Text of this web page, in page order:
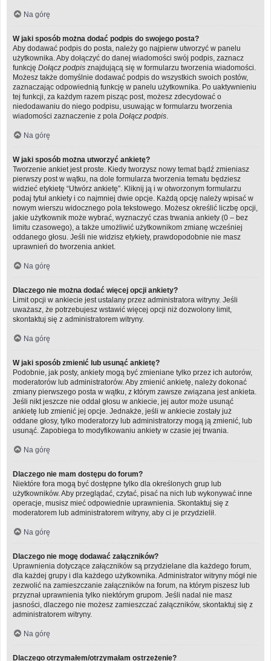
Na górę
W jaki sposób można dodać podpis do swojego posta?
Aby dodawać podpis do posta, należy go najpierw utworzyć w panelu
użytkownika. Aby dołączyć do danej wiadomości swój podpis, zaznacz
funkcję Dołącz podpis znajdującą się w formularzu tworzenia wiadomości.
Możesz także domyślnie dodawać podpis do wszystkich swoich postów,
zaznaczając odpowiednią funkcję w panelu użytkownika. Po uaktywnieniu
tej funkcji, za każdym razem pisząc post, możesz zdecydować o
niedodawaniu do niego podpisu, usuwając w formularzu tworzenia
wiadomości zaznaczenie z pola Dołącz podpis
Na górę
W jaki sposób można utworzyć ankietę?
Tworzenie ankiet jest proste. Kiedy tworzysz nowy temat bądź zmieniasz
pierwszy post w wątku, na dole formularza tworzenia tematu będziesz
widzieć etykietę “Utwórz ankietę”. Kliknij ją i w otworzonym formularzu
podaj tytuł ankiety i co najmniej dwie opcje. Każdą opcję należy wpisać w
nowym wierszu widocznego pola tekstowego. Możesz określić liczbę opcji,
jakie użytkownik może wybrać, wyznaczyć czas trwania ankiety (0 – bez
limitu czasowego), a także umożliwić użytkownikom zmianę wcześniej
oddanego głosu. Jeśli nie widzisz etykiety, prawdopodobnie nie masz
uprawnień do tworzenia ankiet.
Na górę
Dlaczego nie można dodać więcej opcji ankiety?
Limit opcji w ankiecie jest ustalany przez administratora witryny. Jeśli
uważasz, że potrzebujesz wstawić więcej opcji niż dozwolony limit,
skontaktuj się z administratorem witryny.
Na górę
W jaki sposób zmienić lub usunąć ankietę?
Podobnie, jak posty, ankiety mogą być zmieniane tylko przez ich autorów,
moderatorów lub administratorów. Aby zmienić ankietę, należy dokonać
zmiany pierwszego posta w wątku, z którym zawsze związana jest ankieta.
Jeśli nikt jeszcze nie oddał głosu w ankiecie, jej autor może usunąć
ankietę lub zmienić jej opcje. Jednakże, jeśli w ankiecie zostały już
oddane głosy, tylko moderatorzy lub administratorzy mogą ją zmienić, lub
usunąć. Zapobiega to modyfikowaniu ankiety w czasie jej trwania.
Na górę
Dlaczego nie mam dostępu do forum?
Niektóre fora mogą być dostępne tylko dla określonych grup lub
użytkowników. Aby przeglądać, czytać, pisać na nich lub wykonywać inne
operacje, musisz mieć odpowiednie uprawnienia. Skontaktuj się z
moderatorem lub administratorem witryny, aby ci je przydzielił.
Na górę
Dlaczego nie mogę dodawać załączników?
Uprawnienia dotyczące załączników są przydzielane dla każdego forum,
dla każdej grupy i dla każdego użytkownika. Administrator witryny mógł nie
zezwolić na zamieszczanie załączników na forum, na którym piszesz lub
przyznał uprawnienia tylko niektórym grupom. Jeśli nadal nie masz
jasności, dlaczego nie możesz zamieszczać załączników, skontaktuj się z
administratorem witryny.
Na górę
Dlaczego otrzymałem/otrzymałam ostrzeżenie?